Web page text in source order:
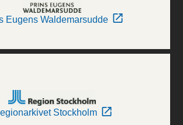
Eugens Waldemarsudde
Stockholm